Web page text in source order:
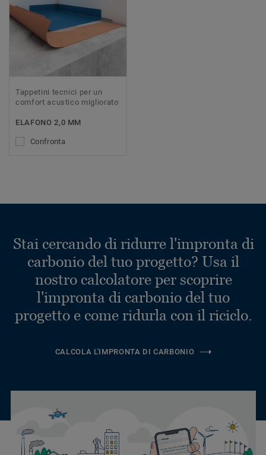
Tappetini tecnici per un
comfort acustico migliorato
ELAFONO 2,0 MM
Confronta
Stai cercando di ridurre l'impronta di
carbonio del tuo progetto? Usa il
nostro calcolatore per scoprire
l'impronta di carbonio del tuo
progetto e come ridurla con il riciclo.
CALCOLA L'IMPRONTA DI CARBONIO